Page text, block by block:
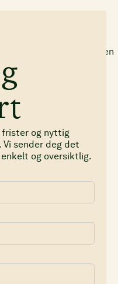
frister og nyttig
sender deg det
og oversiktlig.